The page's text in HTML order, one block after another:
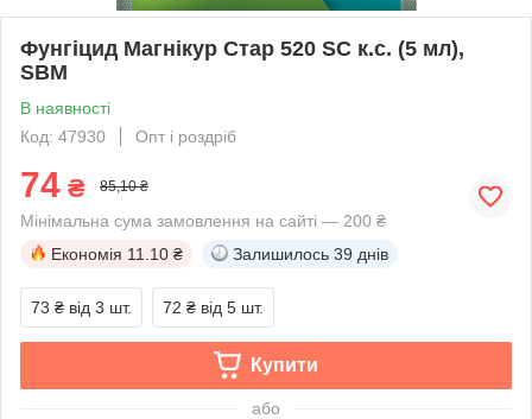
Фунгіцид Магнікур Стар 520 SC к.с. (5 мл),
SBM
В наявності
Код: 47930
Опт і роздріб
74 ₴ 85,10 ₴
Мінімальна сума замовлення на сайті — 200 ₴
Економія 11.10 ₴ Залишилось 39 днів
73 ₴ від 3 шт. 72 ₴ від 5 шт.
Купити
або